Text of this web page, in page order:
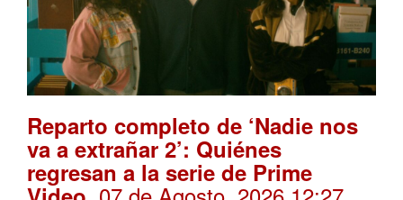
Reparto completo de ‘Nadie nos
va a extrañar 2’: Quiénes
regresan a la serie de Prime